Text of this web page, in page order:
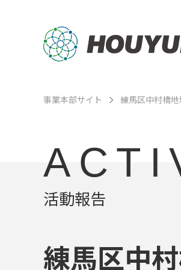
事業本部サイト 練馬区中村橋
活動報告
練馬区中